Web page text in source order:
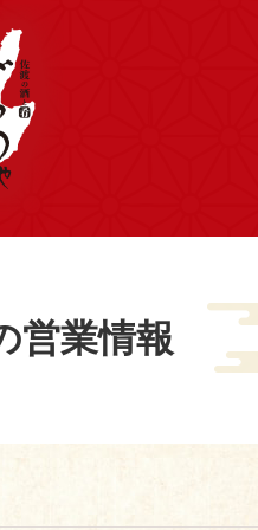
営業情報